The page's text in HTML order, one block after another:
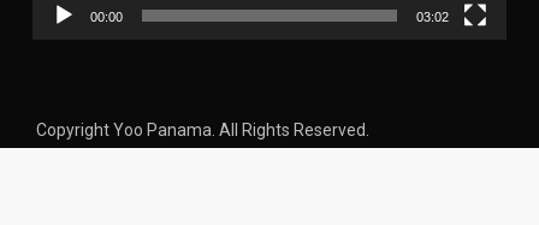
00:00 03:02
Copyright Yoo Panama. All Rights Reserved.